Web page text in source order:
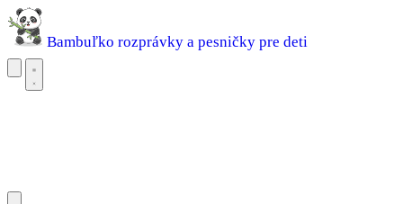
Bambuľko rozprávky a pesničky pre deti